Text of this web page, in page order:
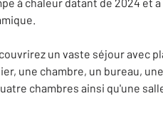
un vaste séjour avec
une chambre, un bureau,
chambres ainsi qu'une